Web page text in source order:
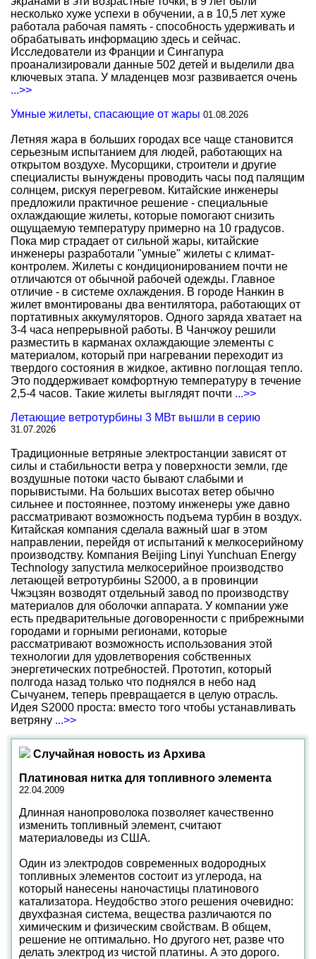
несколько хуже успехи в обучении, а в 10,5 лет хуже
работала рабочая память - способность удерживать и
обрабатывать информацию здесь и сейчас.
Исследователи из Франции и Сингапура
проанализировали данные 502 детей и выделили два
ключевых этапа. У младенцев мозг развивается очень
...>>
Умные жилеты, спасающие от жары 01.08.2026
Летняя жара в больших городах все чаще становится
серьезным испытанием для людей, работающих на
открытом воздухе. Мусорщики, строители и другие
специалисты вынуждены проводить часы под палящим
солнцем, рискуя перегревом. Китайские инженеры
предложили практичное решение - специальные
охлаждающие жилеты, которые помогают снизить
ощущаемую температуру примерно на 10 градусов.
Пока мир страдает от сильной жары, китайские
инженеры разработали "умные" жилеты с климат-
контролем. Жилеты с кондиционированием почти не
отличаются от обычной рабочей одежды. Главное
отличие - в системе охлаждения. В городе Нанкин в
жилет вмонтированы два вентилятора, работающих от
портативных аккумуляторов. Одного заряда хватает на
3-4 часа непрерывной работы. В Чанчжоу решили
разместить в карманах охлаждающие элементы с
материалом, который при нагревании переходит из
твердого состояния в жидкое, активно поглощая тепло.
Это поддерживает комфортную температуру в течение
2,5-4 часов. Такие жилеты выглядят почти ...>>
Летающие ветротурбины 3 МВт вышли в серию
31.07.2026
Традиционные ветряные электростанции зависят от
силы и стабильности ветра у поверхности земли, где
воздушные потоки часто бывают слабыми и
порывистыми. На больших высотах ветер обычно
сильнее и постояннее, поэтому инженеры уже давно
рассматривают возможность подъема турбин в воздух.
Китайская компания сделала важный шаг в этом
направлении, перейдя от испытаний к мелкосерийному
производству. Компания Beijing Linyi Yunchuan Energy
Technology запустила мелкосерийное производство
летающей ветротурбины S2000, а в провинции
Чжэцзян возводят отдельный завод по производству
материалов для оболочки аппарата. У компании уже
есть предварительные договоренности с прибрежными
городами и горными регионами, которые
рассматривают возможность использования этой
технологии для удовлетворения собственных
энергетических потребностей. Прототип, который
полгода назад только что поднялся в небо над
Сычуанем, теперь превращается в целую отрасль.
Идея S2000 проста: вместо того чтобы устанавливать
ветряну ...>>
Случайная новость из Архива
Платиновая нитка для топливного элемента
22.04.2009
Длинная нанопроволока позволяет качественно
изменить топливный элемент, считают
материаловеды из США.
Один из электродов современных водородных
топливных элементов состоит из углерода, на
который нанесены наночастицы платинового
катализатора. Неудобство этого решения очевидно:
двухфазная система, вещества различаются по
химическим и физическим свойствам. В общем,
решение не оптимально. Но другого нет, разве что
делать электрод из чистой платины. А это дорого.